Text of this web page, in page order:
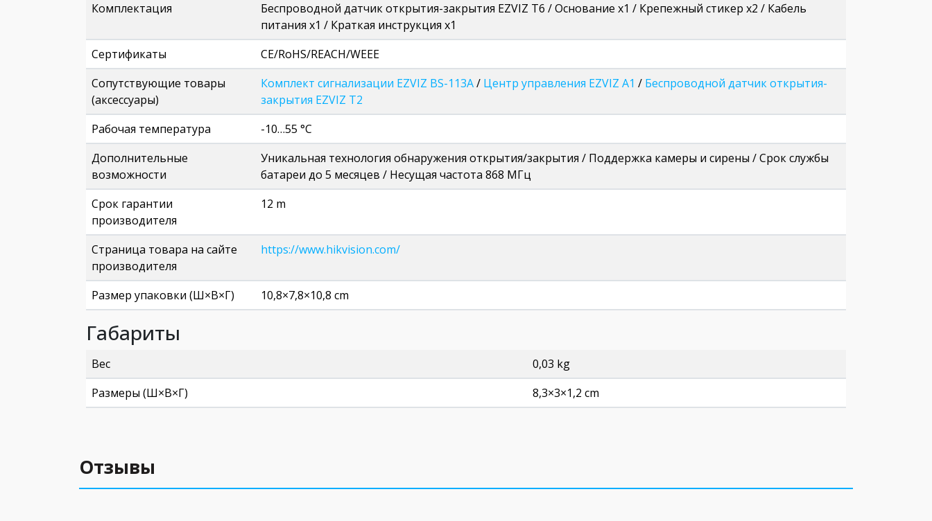
Комплектация
Беспроводной датчик открытия-закрытия EZVIZ T6 / Основание x1 / Крепежный стикер x2 / Кабель
питания x1 / Краткая инструкция x1
Сертификаты
CE/RoHS/REACH/WEEE
Сопутствующие товары
(аксессуары)
Комплект сигнализации EZVIZ BS-113A/ Центр управления EZVIZ A1 / Беспроводной датчик открытия-
закрытия EZVIZ T2
Рабочая температура
-10…55 °C
Дополнительные
возможности
Уникальная технология обнаружения открытия/закрытия / Поддержка камеры и сирены / Срок службы
батареи до 5 месяцев / Несущая частота 868 МГц
Срок гарантии
производителя
12 m
Страница товара на сайте
производителя
https://www.hikvision.com/
Размер упаковки (Ш×В×Г) 10,8×7,8×10,8 cm
Габариты
Вес
0,03 kg
Размеры (Ш×В×Г)
8,3×3×1,2 cm
Отзывы